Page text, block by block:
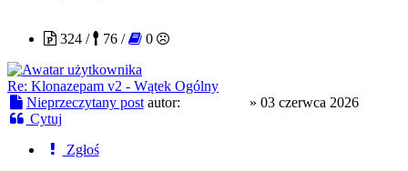
324 /
76 / 0
Re: Klonazepam v2 - Wątek Ogólny
Nieprzeczytany post autor: » 03 czerwca 2026
Cytuj
Zgłoś